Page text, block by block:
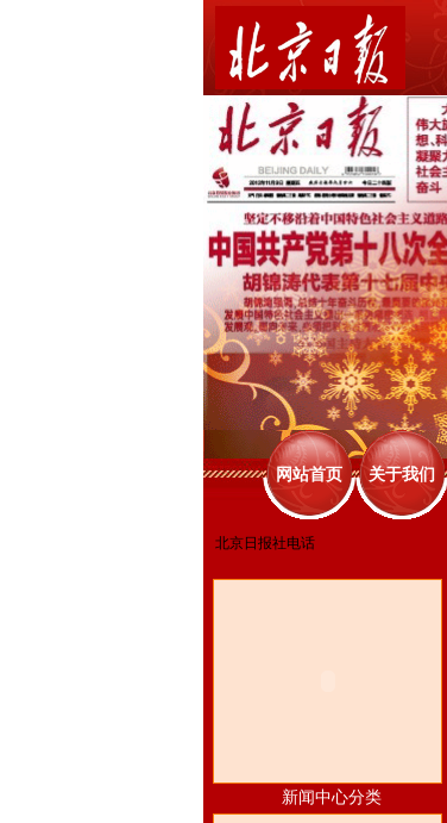
网站首页 关于我们
北京日报社电话
新闻中心分类